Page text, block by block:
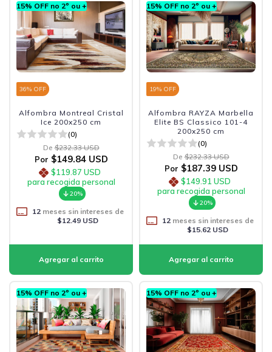
15% OFF no 2º ou +
36% OFF
Alfombra Montreal Cristal
Ice 200x250 cm
(0)
De $232.33 USD
Por $149.84 USD
$119.87 USD
para recogida personal
20%
12meses sin intereses de
$12.49 USD
15% OFF no 2º ou +
19% OFF
Alfombra RAYZA Marbella
Elite BS Classico 101-4
200x250 cm
(0)
De $232.33 USD
Por $187.39 USD
$149.91 USD
para recogida personal
20%
12meses sin intereses de
$15.62 USD
15% OFF no 2º ou + 15% OFF no 2º ou +